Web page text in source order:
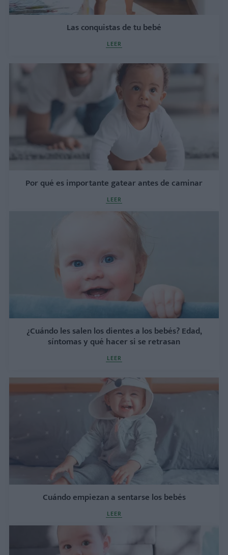
Las conquistas de tu bebé
LEER
Por qué es importante gatear antes de caminar
LEER
¿Cuándo les salen los dientes a los bebés? Edad,
síntomas y qué hacer si se retrasan
LEER
Cuándo empiezan a sentarse los bebés
LEER